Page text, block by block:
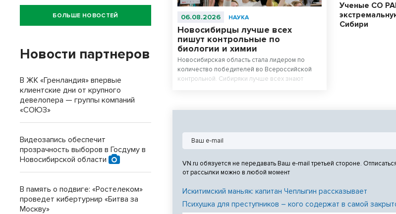
06.08.2026 НАУКА
Новосибирцы лучше всех
пишут контрольные по
биологии и химии
Новосибирская область стала лидером по
количество победителей во Всероссийской
контрольной. Сибиряки лучше всех знают
Ученые СО
Сибири
VN.ru обязуется не передавать Ваш e-mail третьей стороне.
от рассылки можно в любой момент
Искитимский маньяк: капитан Чеплыгин рассказывает
Психушка для преступников – кого содержат в самой
БОЛЬШЕ НОВОСТЕЙ
Новости партнеров
В ЖК «Гренландия» впервые
клиентские дни от крупного
девелопера — группы компаний
«СОЮЗ»
Видеозапись обеспечит
прозрачность выборов в Госдуму в
Новосибирской области
В память о подвиге: «Ростелеком»
проведет кибертурнир «Битва за
Москву»